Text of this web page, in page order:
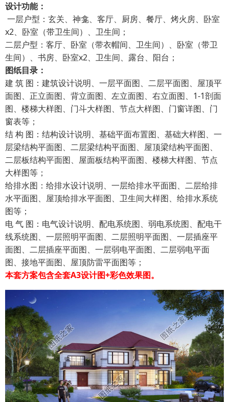
设计功能：
一层户型：玄关、神龛、客厅、厨房、餐厅、烤火房、卧室
x2、卧室（带卫生间）、卫生间；
二层户型：客厅、卧室（带衣帽间、卫生间）、卧室（带卫
生间）、书房、卧室x2、卫生间、露台、阳台；
图纸目录：
建 筑 图：建筑设计说明、一层平面图、二层平面图、屋顶平
面图、正立面图、背立面图、左立面图、右立面图、1-1剖面
图、楼梯大样图、门斗大样图、节点大样图、门窗详图、门
窗表等；
结 构 图：结构设计说明、基础平面布置图、基础大样图、一
层梁结构平面图、二层梁结构平面图、屋顶梁结构平面图、
二层板结构平面图、屋面板结构平面图、楼梯大样图、节点
大样图等；
给排水图：给排水设计说明、一层给排水平面图、二层给排
水平面图、屋顶给排水平面图、卫生间大样图、给排水系统
图等；
电 气 图：电气设计说明、配电系统图、弱电系统图、配电干
线系统图、一层照明平面图、二层照明平面图、一层插座平
面图、二层插座平面图、一层弱电平面图、二层弱电平面
图、接地平面图、屋顶防雷平面图等；
本套方案包含全套A3设计图+彩色效果图。